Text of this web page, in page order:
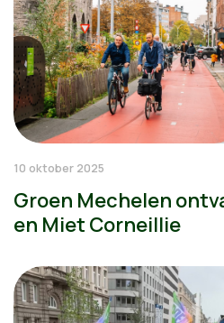
10 oktober 2025
Groen Mechelen
en Miet Corneillie